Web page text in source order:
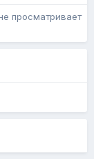
просматривает